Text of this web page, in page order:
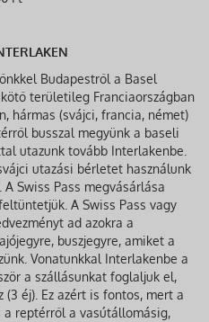
Budapestről a Basel
területileg Franciaországban
hármas (svájci, francia, német)
busszal megyünk a baseli
utazunk tovább Interlakenbe.
utazási bérletet használunk
A Swiss Pass megvásárlása
A Swiss Pass vagy
ad azokra a
buszjegyre, amiket a
Vonatunkkal Interlakenbe a
a szállásunkat foglaljuk el,
éj). Ez azért is fontos, mert a
reptérről a vasútállomásig,